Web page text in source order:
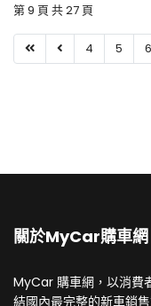
第 9 頁 共 27 頁
4 5 6
關於MyCar購車網
MyCar 購車網，以消費
結國內最完整的新車銷